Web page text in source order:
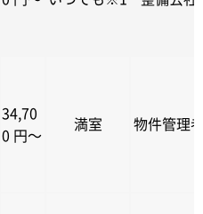
34,70
0 円～
満室 物件管理